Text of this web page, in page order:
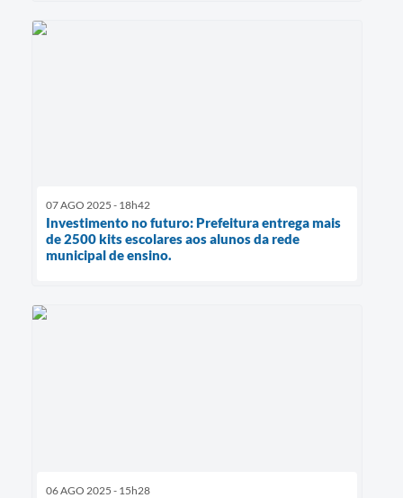
07 AGO 2025 - 18h42
Investimento no futuro: Prefeitura entrega mais
de 2500 kits escolares aos alunos da rede
municipal de ensino.
06 AGO 2025 - 15h28